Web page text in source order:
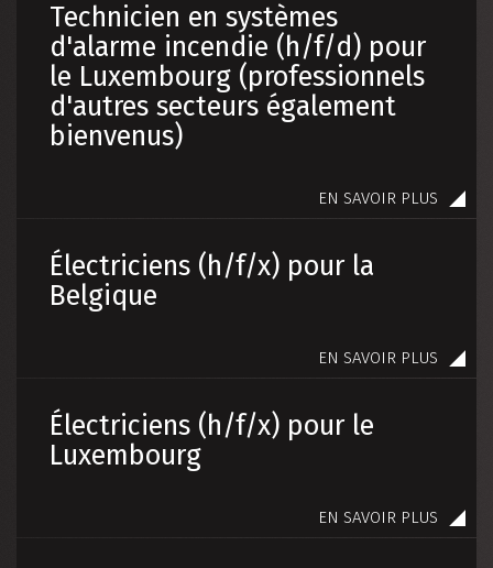
Technicien en systèmes
d'alarme incendie (h/f/d) pour
le Luxembourg (professionnels
d'autres secteurs également
bienvenus)
EN SAVOIR PLUS
Électriciens (h/f/x) pour la
Belgique
EN SAVOIR PLUS
Électriciens (h/f/x) pour le
Luxembourg
EN SAVOIR PLUS